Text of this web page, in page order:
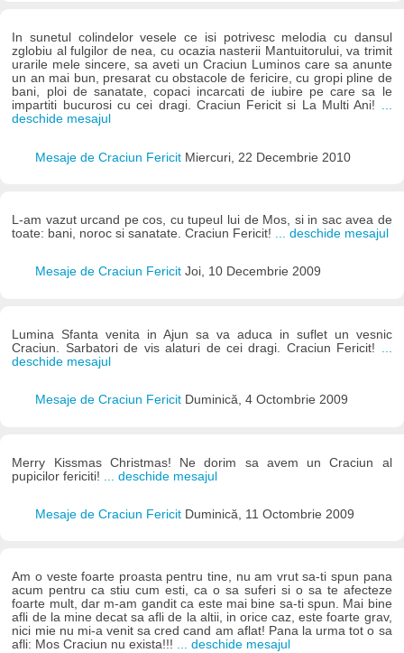
In sunetul colindelor vesele ce isi potrivesc melodia cu dansul
zglobiu al fulgilor de nea, cu ocazia nasterii Mantuitorului, va trimit
urarile mele sincere, sa aveti un Craciun Luminos care sa anunte
un an mai bun, presarat cu obstacole de fericire, cu gropi pline de
bani, ploi de sanatate, copaci incarcati de iubire pe care sa le
impartiti bucurosi cu cei dragi. Craciun Fericit si La Multi Ani! ...
deschide mesajul
Mesaje de Craciun Fericit Miercuri, 22 Decembrie 2010
L-am vazut urcand pe cos, cu tupeul lui de Mos, si in sac avea de
toate: bani, noroc si sanatate. Craciun Fericit! ... deschide mesajul
Mesaje de Craciun Fericit Joi, 10 Decembrie 2009
Lumina Sfanta venita in Ajun sa va aduca in suflet un vesnic
Craciun. Sarbatori de vis alaturi de cei dragi. Craciun Fericit!
deschide mesajul
Mesaje de Craciun Fericit Duminică, 4 Octombrie 2009
Merry Kissmas Christmas! Ne dorim sa avem un Craciun al
pupicilor fericiti!
... deschide mesajul
Mesaje de Craciun Fericit Duminică, 11 Octombrie 2009
Am o veste foarte proasta pentru tine, nu am vrut sa-ti spun pana
acum pentru ca stiu cum esti, ca o sa suferi si o sa te afecteze
foarte mult, dar m-am gandit ca este mai bine sa-ti spun. Mai bine
afli de la mine decat sa afli de la altii, in orice caz, este foarte grav,
nici mie nu mi-a venit sa cred cand am aflat! Pana la urma tot o sa
afli: Mos Craciun nu exista!!! ... deschide mesajul